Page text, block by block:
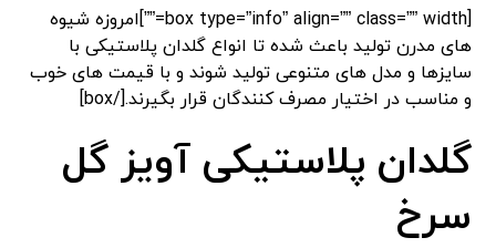
[box type=”info” align=”” class=”” width=””]امروزه شیوه
های مدرن تولید باعث شده تا انواع گلدان پلاستیکی با
سایزها و مدل های متنوعی تولید شوند و با قیمت های خوب
و مناسب در اختیار مصرف کنندگان قرار بگیرند.[/box]
گلدان پلاستیکی آویز گل
سرخ